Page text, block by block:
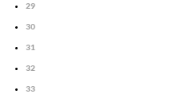
29
30
31
32
33